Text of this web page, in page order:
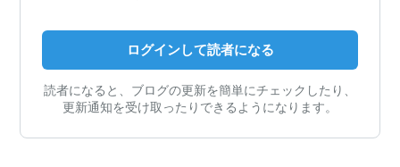
ログインして読者になる
読者になると、ブログの更新を簡単にチェックしたり、
更新通知を受け取ったりできるようになります。